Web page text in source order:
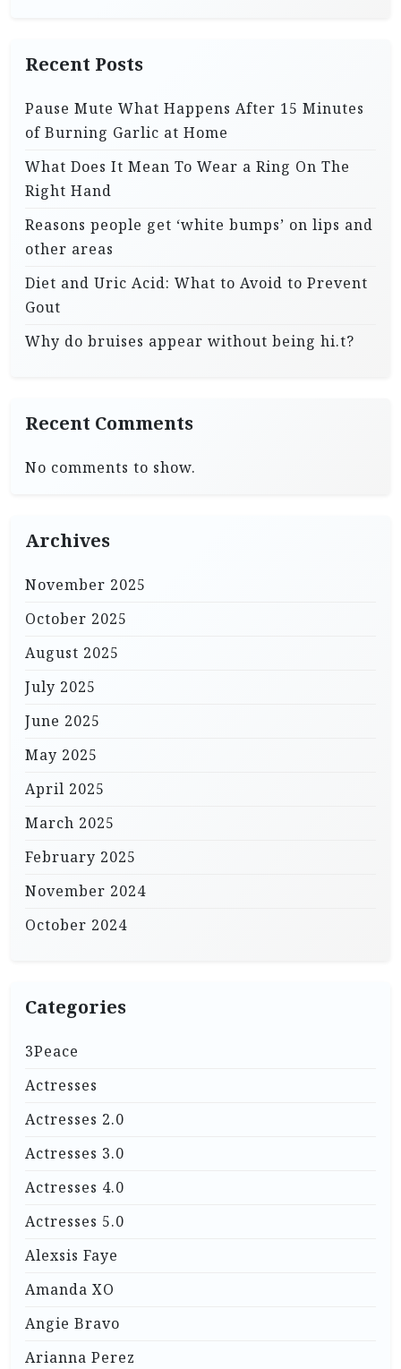
Recent Posts
Pause Mute What Happens After 15 Minutes
of Burning Garlic at Home
What Does It Mean To Wear a Ring On The
Right Hand
Reasons people get ‘white bumps’ on lips and
other areas
Diet and Uric Acid: What to Avoid to Prevent
Gout
Why do bruises appear without being hi.t?
Recent Comments
No comments to show.
Archives
November 2025
October 2025
August 2025
July 2025
June 2025
May 2025
April 2025
March 2025
February 2025
November 2024
October 2024
Categories
3Peace
Actresses
Actresses 2.0
Actresses 3.0
Actresses 4.0
Actresses 5.0
Alexsis Faye
Amanda XO
Angie Bravo
Arianna Perez